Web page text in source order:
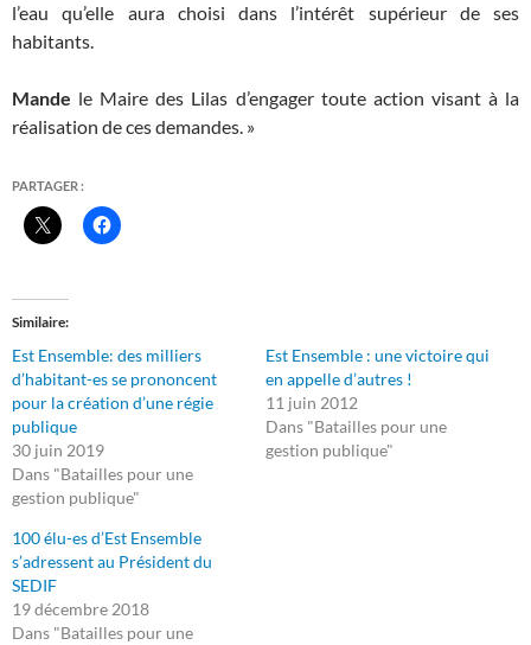
l’eau qu’elle aura choisi dans l’intérêt supérieur de ses
habitants.
Mande le Maire des Lilas d’engager toute action visant à la
réalisation de ces demandes. »
PARTAGER :
Similaire
Est Ensemble: des milliers
d’habitant-es se prononcent
pour la création d’une régie
publique
30 juin 2019
Dans "Batailles pour une
gestion publique"
Est Ensemble : une victoire qui
en appelle d’autres !
11 juin 2012
Dans "Batailles pour une
gestion publique"
100 élu-es d’Est Ensemble
s’adressent au Président du
SEDIF
19 décembre 2018
Dans "Batailles pour une